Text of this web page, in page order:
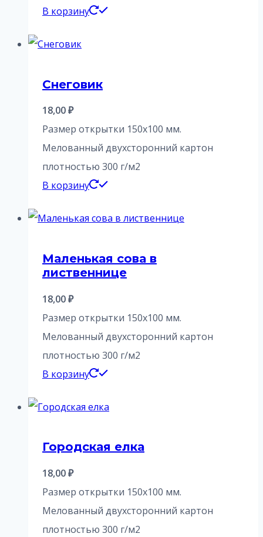
В корзину
Снеговик
18,00₽
Размер открытки 150х100 мм.
Мелованный двухсторонний картон
плотностью 300 г/м2
В корзину
Маленькая сова в
лиственнице
18,00₽
Размер открытки 150х100 мм.
Мелованный двухсторонний картон
плотностью 300 г/м2
В корзину
Городская елка
18,00₽
Размер открытки 150х100 мм.
Мелованный двухсторонний картон
плотностью 300 г/м2